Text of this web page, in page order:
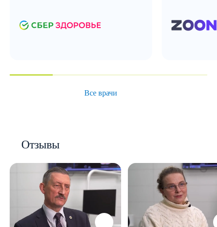
Все врачи
Отзывы